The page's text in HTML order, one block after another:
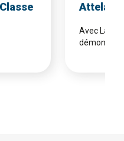
Attelage
Avec La